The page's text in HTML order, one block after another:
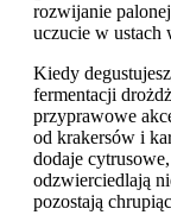
rozwijanie
uczucie w ustach
Kiedy
fermentacji
przyprawowe
od krakersów i
dodaje
odzwierciedlają
pozostają